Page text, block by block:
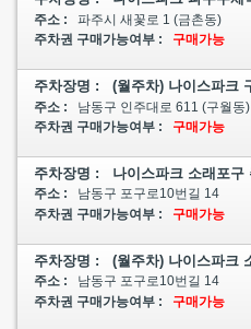
주소 :
파주시 새꽃로 1 (금촌동)
주차권 구매가능여부 :
구매가능
주차장명 : (월주차) 나이스파크
주소 :
남동구 인주대로 611 (구월동)
주차권 구매가능여부 :
구매가능
주차장명 : 나이스파크 소래포구
주소 :
남동구 포구로10번길 14
주차권 구매가능여부 :
구매가능
주차장명 : (월주차) 나이스파크
주소 :
남동구 포구로10번길 14
주차권 구매가능여부 :
구매가능